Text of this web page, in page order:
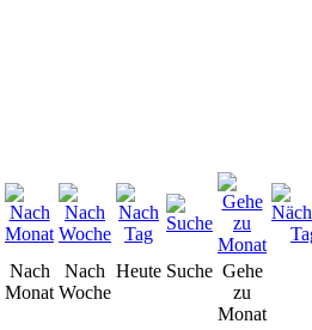
Nach
Monat
Nach
Woche
Heute Suche Gehe
zu
Monat